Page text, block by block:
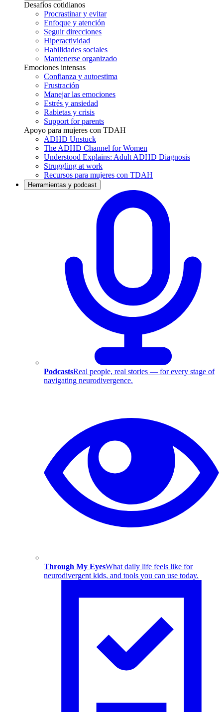
Desafíos cotidianos
Procrastinar y evitar
Enfoque y atención
Seguir direcciones
Hiperactividad
Habilidades sociales
Mantenerse organizado
Emociones intensas
Confianza y autoestima
Frustración
Manejar las emociones
Estrés y ansiedad
Rabietas y crisis
Support for parents
Apoyo para mujeres con TDAH
ADHD Unstuck
The ADHD Channel for Women
Understood Explains: Adult ADHD Diagnosis
Struggling at work
Recursos para mujeres con TDAH
Herramientas y podcast
PodcastsReal people, real stories — for every stage of
navigating neurodivergence.
Through My EyesWhat daily life feels like for
neurodivergent kids, and tools you can use today.